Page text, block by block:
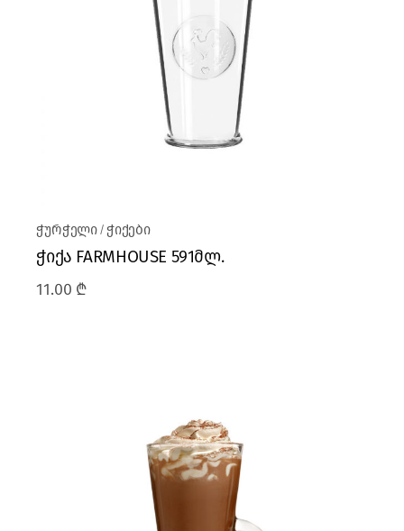
ჭურჭელი ჭიქები
ჭიქა FARMHOUSE 591მლ.
11.00 ₾